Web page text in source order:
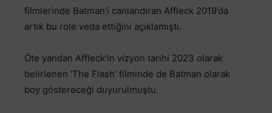
filmlerinde Batman’i canlandıran Affleck 2019’da
artık bu role veda ettiğini açıklamıştı.
Öte yandan Affleck’in vizyon tarihi 2023 olarak
belirlenen ‘The Flash’ filminde de Batman olarak
boy göstereceği duyurulmuştu.